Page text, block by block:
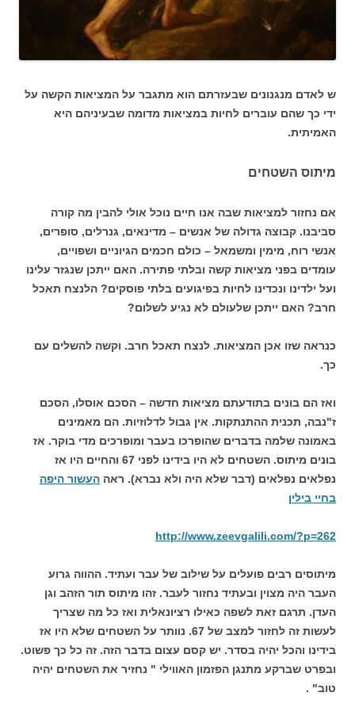
ש לאדם מנגנונים שבעזרתם הוא מתגבר על המציאות הקשה על
ידי כך שהם עוברים לחיות במציאות מדומה שבעיניהם היא
האמיתית.
מיתוס השטחים
אם נחזור למציאות שבה אנו חיים נוכל אולי להבין מה קורה
סביבנו. קבוצה גדולה של אנשים – מדינאים, גנרלים, סופרים,
אנשי רוח, מימין ומשמאל – כולם חכמים הגיוניים ושפויים,
עומדים בפני מציאות קשה ובלתי פתירה. האם ייתכן שנגזר עלינו
ועל ילדינו ונכדינו לחיות בפיגועים בלתי פוסקים? הלנצח תאכל
חרב? האם ייתכן שלעולם לא נגיע לשלום?
כנראה שזו אכן המציאות. לנצח תאכל חרב. וקשה להשלים עם
כך.
ואז הם בונים בתודעתם מציאות חדשה – הסכם אוסלו, הסכם
ז"נבה, תכנית ההתנתקות. אין גבול לדלוזיות. הם מאמינים
באמונה שלמה בדברים שהופרכו בעבר ומופרכים מדי בוקר. אז
בונים מיתוס. השטחים לא היו בידינו לפני 67 והחיים היו אז
נפלאים נפלאים (דבר שלא היה ולא נברא). ראה העשור היפה
בחיי בילין
http://www.zeevgalili.com/?p=262
מיתוסים רבים פועלים על שילוב של עבר ועתיד. ההווה גרוע
העבר היה מצוין ובעתיד נחזור לעבר. זהו מיתוס תור הזהב וגן
העדן. תרגם זאת לשפה כאילו רציונאלית ואז כל מה שצריך
לעשות זה לחזור למצב של 67. נוותר על השטחים שלא היו אז
בידינו והכל יהיה בסדר. יש קסם עצום בדבר הזה. זה כל כך פשוט.
ובפרט שברקע מתנגן הפזמון האווילי " נחזיר את השטחים יהיה
טוב" .